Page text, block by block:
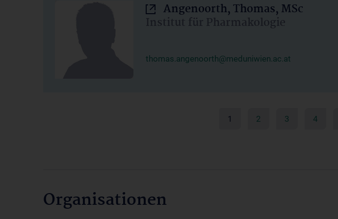
Angenoorth, Thomas, MSc
Institut für Pharmakologie
thomas.angenoorth@meduniwien.ac.at
1 2 3 4
Organisationen